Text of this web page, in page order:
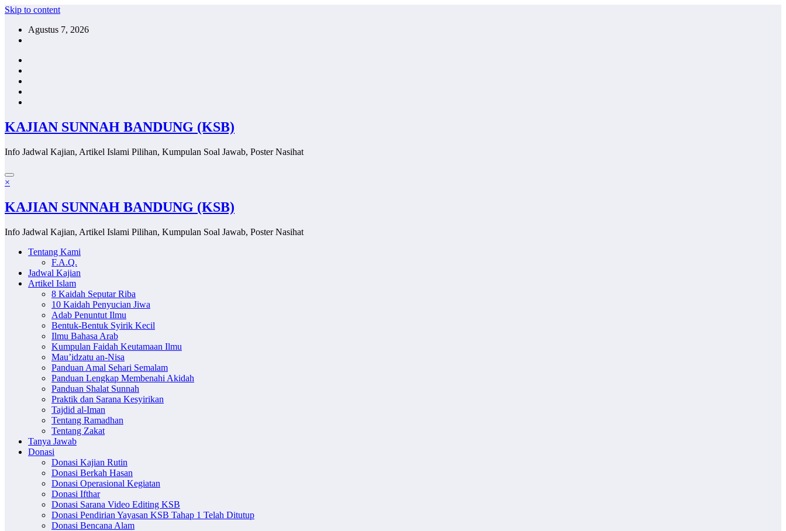
Skip to content
Agustus 7, 2026
KAJIAN SUNNAH BANDUNG (KSB)
Info Jadwal Kajian, Artikel Islami Pilihan, Kumpulan Soal Jawab, Poster Nasihat
×
KAJIAN SUNNAH BANDUNG (KSB)
Info Jadwal Kajian, Artikel Islami Pilihan, Kumpulan Soal Jawab, Poster Nasihat
Tentang Kami
F.A.Q.
Jadwal Kajian
Artikel Islam
8 Kaidah Seputar Riba
10 Kaidah Penyucian Jiwa
Adab Penuntut Ilmu
Bentuk-Bentuk Syirik Kecil
Ilmu Bahasa Arab
Kumpulan Faidah Keutamaan Ilmu
Mau’idzatu an-Nisa
Panduan Amal Sehari Semalam
Panduan Lengkap Membenahi Akidah
Panduan Shalat Sunnah
Praktik dan Sarana Kesyirikan
Tajdid al-Iman
Tentang Ramadhan
Tentang Zakat
Tanya Jawab
Donasi
Donasi Kajian Rutin
Donasi Berkah Hasan
Donasi Operasional Kegiatan
Donasi Ifthar
Donasi Sarana Video Editing KSB
Donasi Pendirian Yayasan KSB Tahap 1 Telah Ditutup
Donasi Bencana Alam